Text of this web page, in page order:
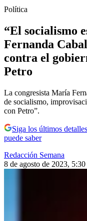
Política
“El socialismo
Fernanda
contra el
Petro
La congresista María
de socialismo,
con Petro”.
Siga los últimos
puede saber
Redacción Semana
8 de agosto de 2023, 5:30